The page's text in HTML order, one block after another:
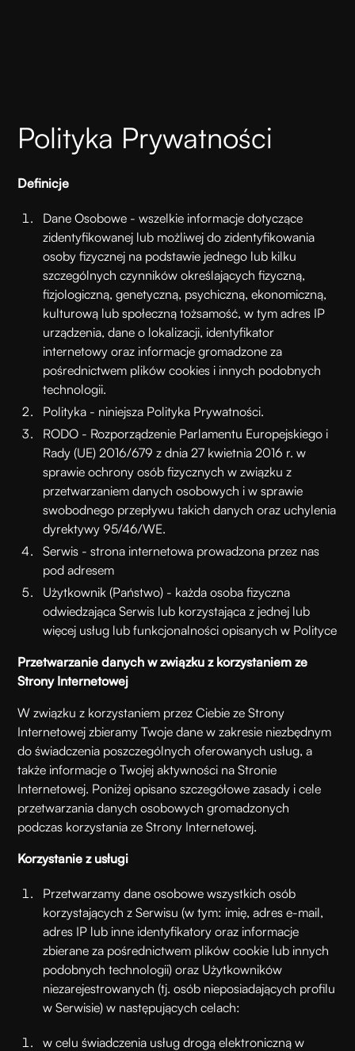
Polityka Prywatności
Definicje
Dane Osobowe - wszelkie informacje dotyczące
zidentyfikowanej lub możliwej do zidentyfikowania
osoby fizycznej na podstawie jednego lub kilku
szczególnych czynników określających fizyczną,
fizjologiczną, genetyczną, psychiczną, ekonomiczną,
kulturową lub społeczną tożsamość, w tym adres IP
urządzenia, dane o lokalizacji, identyfikator
internetowy oraz informacje gromadzone za
pośrednictwem plików cookies i innych podobnych
technologii.
Polityka - niniejsza Polityka Prywatności.
RODO - Rozporządzenie Parlamentu Europejskiego i
Rady (UE) 2016/679 z dnia 27 kwietnia 2016 r. w
sprawie ochrony osób fizycznych w związku z
przetwarzaniem danych osobowych i w sprawie
swobodnego przepływu takich danych oraz uchylenia
dyrektywy 95/46/WE.
Serwis - strona internetowa prowadzona przez nas
pod adresem
Użytkownik (Państwo) - każda osoba fizyczna
odwiedzająca Serwis lub korzystająca z jednej lub
więcej usług lub funkcjonalności opisanych w Polityce
Przetwarzanie danych w związku z korzystaniem ze
Strony Internetowej
W związku z korzystaniem przez Ciebie ze Strony
Internetowej zbieramy Twoje dane w zakresie niezbędnym
do świadczenia poszczególnych oferowanych usług, a
także informacje o Twojej aktywności na Stronie
Internetowej. Poniżej opisano szczegółowe zasady i cele
przetwarzania danych osobowych gromadzonych
podczas korzystania ze Strony Internetowej.
Korzystanie z usługi
Przetwarzamy dane osobowe wszystkich osób
korzystających z Serwisu (w tym: imię, adres e-mail,
adres IP lub inne identyfikatory oraz informacje
zbierane za pośrednictwem plików cookie lub innych
podobnych technologii) oraz Użytkowników
niezarejestrowanych (tj. osób nieposiadających profilu
w Serwisie) w następujących celach:
w celu świadczenia usług drogą elektroniczną w